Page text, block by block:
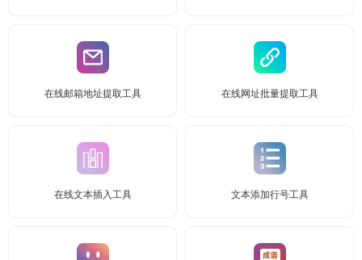
在线邮箱地址提取工具 在线网址批量提取工具
在线文本插入工具 文本添加行号工具